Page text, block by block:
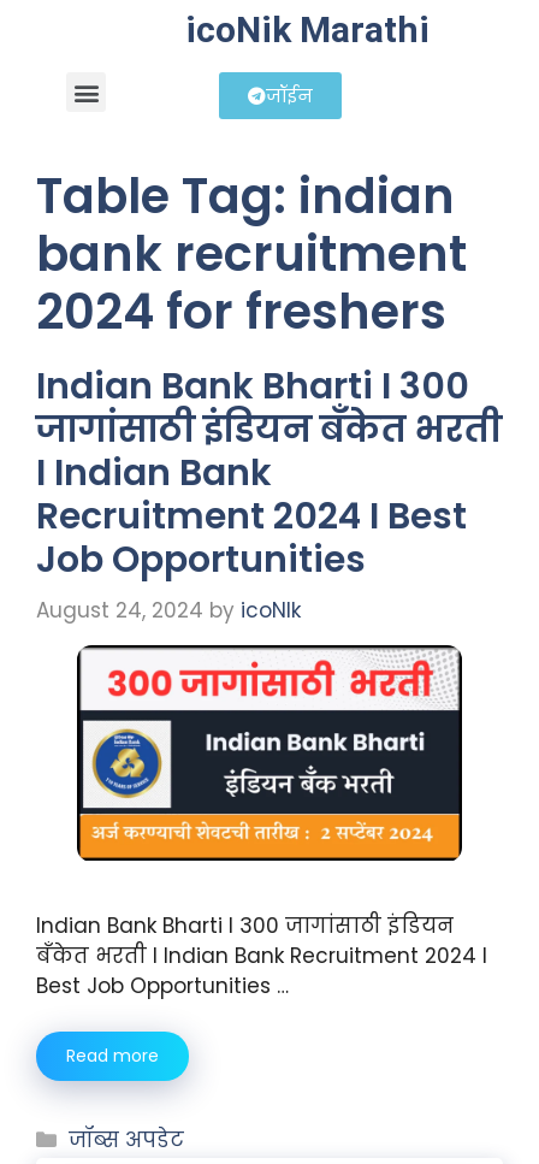
icoNik Marathi
जॉईन
Table Tag: indian
bank recruitment
2024 for freshers
Indian Bank Bharti I 300
जागांसाठी इंडियन बँकेत भरती
I Indian Bank
Recruitment 2024 I Best
Job Opportunities
August 24, 2024 by icoNIk
Indian Bank Bharti I 300 जागांसाठी इंडियन
बँकेत भरती I Indian Bank Recruitment 2024 I
Best Job Opportunities …
Read more
जॉब्स अपडेट